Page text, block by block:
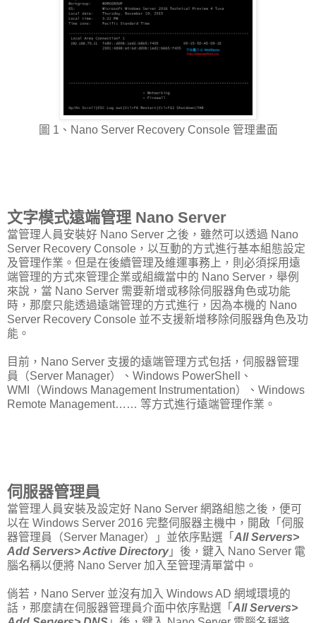
圖 1、Nano Server Recovery Console 管理畫面
文字模式遠端管理 Nano Server
當管理人員安裝好 Nano Server 之後，雖然可以透過 Nano
Server Recovery Console，以互動的方式進行基本組態設定
及管理作業。但是在後續管理及維運事務上，則必須採用遠
端管理的方式來管理企業或組織當中的 Nano Server，舉例
來說，當 Nano Server 需要新增或移除伺服器角色或功能
時，那麼只能透過遠端管理的方式進行，因為本機的 Nano
Server Recovery Console 並不支援新增移除伺服器角色及功
能。
目前，Nano Server 支援的遠端管理方式包括，伺服器管理
員（Server Manager）、Windows PowerShell、
WMI（Windows Management Instrumentation）、Windows
Remote Management…… 等方式進行遠端管理作業。
伺服器管理員
當管理人員安裝及設定好 Nano Server 網路組態之後，便可
以在 Windows Server 2016 完整伺服器主機中，開啟「伺服
器管理員（Server Manager）」並依序點選「 All Servers>
Add Servers> Active Directory」後，鍵入 Nano Server 電
腦名稱以便將 Nano Server 加入至管理清單當中。
倘若，Nano Server 並沒有加入 Windows AD 網域環境的
話，那麼請在伺服器管理員介面中依序點選「 All Servers>